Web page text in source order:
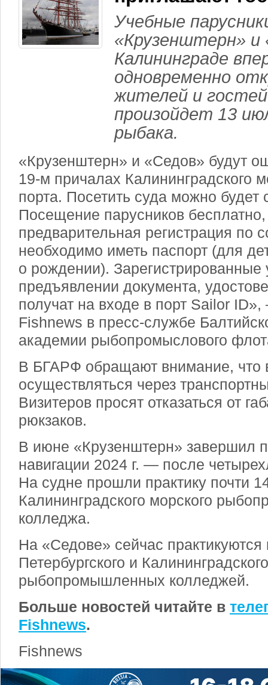
Учебные
«Крузенштерн» и
Калининграде
одновременно
жителей и
произойдет 13
рыбака.
«Крузенштерн» и «Седов» будут
19-м причалах Калининградского
порта. Посетить суда можно будет
Посещение парусников бесплатно,
предварительная регистрация по
необходимо иметь паспорт (для
о рождении). Зарегистрированные
предъявлении документа,
получат на входе в порт Sailor
Fishnews в пресс-службе
академии рыбопромыслового
В БГАРФ обращают внимание, что
осуществляться через
Визитеров просят отказаться от
рюкзаков.
В июне «Крузенштерн» завершил
навигации 2024 г. — после
На судне прошли практику почти
Калининградского морского
колледжа.
На «Седове» сейчас практикуются
Петербургского и
рыбопромышленных колледжей.
Больше новостей читайте в
Fishnews.
Fishnews